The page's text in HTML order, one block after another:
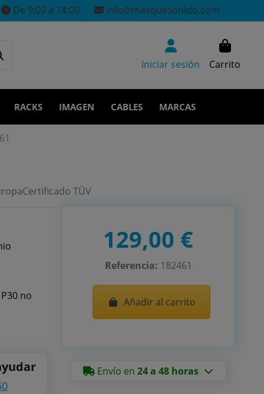
De 9:00 a 14:00 info@masquesonido.com
Iniciar sesión Carrito
RACKS IMAGEN CABLES MARCAS
TÜV
no
129,00 €
Referencia: 182461
Añadir al carrito
Envío en24 a 48 horas